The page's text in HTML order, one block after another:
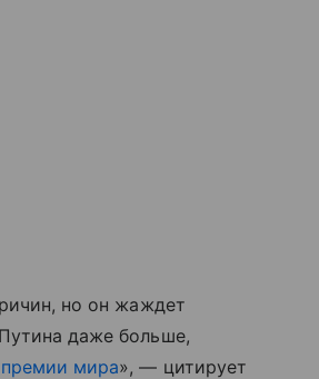
но он жаждет
даже больше,
мира», — цитирует